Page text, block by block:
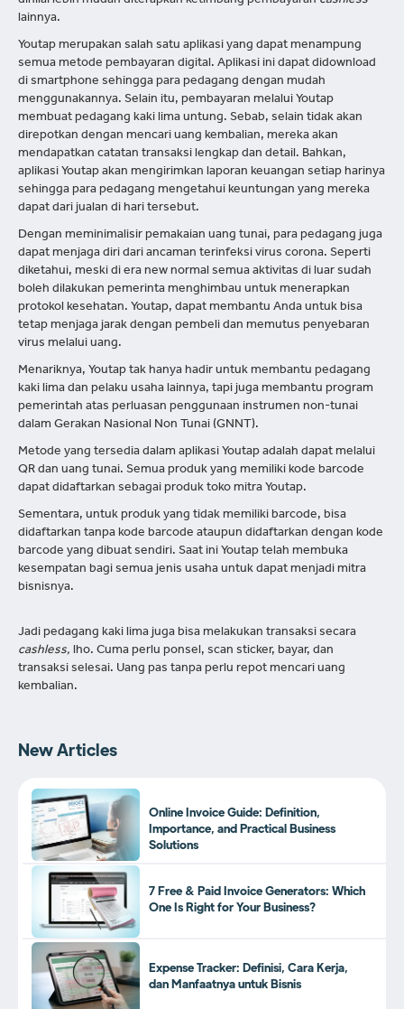
lainnya.
Youtap merupakan salah satu aplikasi yang dapat menampung
semua metode pembayaran digital. Aplikasi ini dapat didownload
di smartphone sehingga para pedagang dengan mudah
menggunakannya. Selain itu, pembayaran melalui Youtap
membuat pedagang kaki lima untung. Sebab, selain tidak akan
direpotkan dengan mencari uang kembalian, mereka akan
mendapatkan catatan transaksi lengkap dan detail. Bahkan,
aplikasi Youtap akan mengirimkan laporan keuangan setiap harinya
sehingga para pedagang mengetahui keuntungan yang mereka
dapat dari jualan di hari tersebut.
Dengan meminimalisir pemakaian uang tunai, para pedagang juga
dapat menjaga diri dari ancaman terinfeksi virus corona. Seperti
diketahui, meski di era new normal semua aktivitas di luar sudah
boleh dilakukan pemerinta menghimbau untuk menerapkan
protokol kesehatan. Youtap, dapat membantu Anda untuk bisa
tetap menjaga jarak dengan pembeli dan memutus penyebaran
virus melalui uang.
Menariknya, Youtap tak hanya hadir untuk membantu pedagang
kaki lima dan pelaku usaha lainnya, tapi juga membantu program
pemerintah atas perluasan penggunaan instrumen non-tunai
dalam Gerakan Nasional Non Tunai (GNNT).
Metode yang tersedia dalam aplikasi Youtap adalah dapat melalui
QR dan uang tunai. Semua produk yang memiliki kode barcode
dapat didaftarkan sebagai produk toko mitra Youtap.
Sementara, untuk produk yang tidak memiliki barcode, bisa
didaftarkan tanpa kode barcode ataupun didaftarkan dengan kode
barcode yang dibuat sendiri. Saat ini Youtap telah membuka
kesempatan bagi semua jenis usaha untuk dapat menjadi mitra
bisnisnya.
Jadi pedagang kaki lima juga bisa melakukan transaksi secara
cashless, lho. Cuma perlu ponsel, scan sticker, bayar, dan
transaksi selesai. Uang pas tanpa perlu repot mencari uang
kembalian.
New Articles
Online Invoice Guide: Definition,
Importance, and Practical Business
Solutions
7 Free & Paid Invoice Generators: Which
One Is Right for Your Business?
Expense Tracker: Definisi, Cara Kerja,
dan Manfaatnya untuk Bisnis